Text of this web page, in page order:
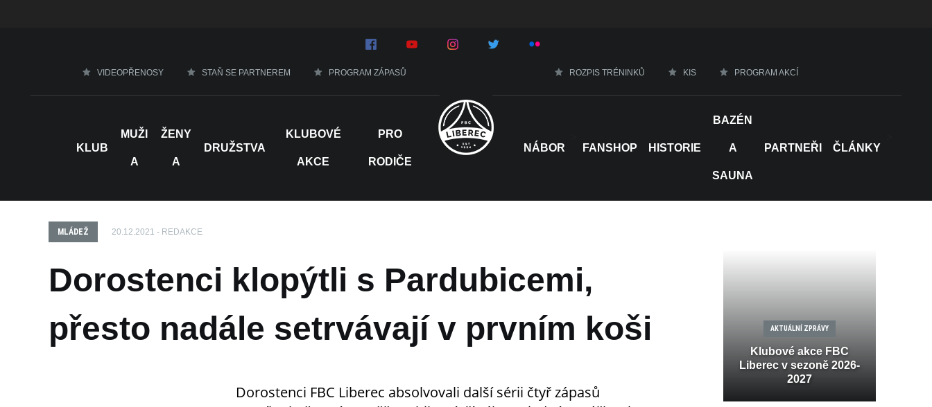
VIDEOPŘENOSY STAŇ SE PARTNEREM PROGRAM ZÁPASŮ ROZPIS TRÉNINKŮ KIS PROGRAM AKCÍ
KLUB
MUŽI
A
ŽENY
A
DRUŽSTVA
KLUBOVÉ
AKCE
PRO
RODIČE
NÁBOR FANSHOP HISTORIE
BAZÉN
A
SAUNA
PARTNEŘI ČLÁNKY
MLÁDEŽ 20.12.2021 - REDAKCE
Dorostenci klopýtli s Pardubicemi,
přesto nadále setrvávají v prvním koši
Dorostenci FBC Liberec absolvovali další sérii čtyř zápasů
AKTUÁLNÍ ZPRÁVY
Klubové akce FBC
Liberec v sezoně 2026-
2027